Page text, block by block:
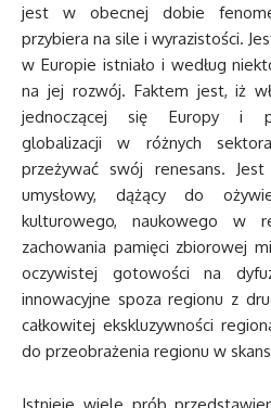
jest w obecnej dobie
przybiera na sile i wyrazistości.
w Europie istniało i według
na jej rozwój. Faktem jest, iż
jednoczącej się Europy i
globalizacji w różnych
przeżywać swój renesans.
umysłowy, dążący do
kulturowego, naukowego w
zachowania pamięci zbiorowej
oczywistej gotowości na
innowacyjne spoza regionu z
całkowitej ekskluzywności
do przeobrażenia regionu w
Istnieje wiele prób